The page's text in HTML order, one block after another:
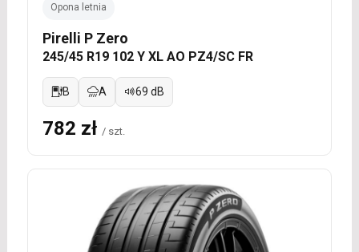
Opona letnia
Pirelli P Zero
245/45 R19 102 Y XL AO PZ4/SC FR
B A 69 dB
782 zł / szt.